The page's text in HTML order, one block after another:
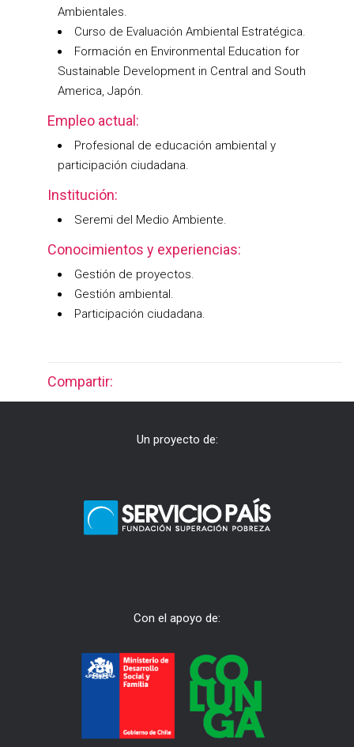
Ambientales.
Curso de Evaluación Ambiental Estratégica.
Formación en Environmental Education for
Sustainable Development in Central and South
America, Japón.
Empleo actual:
Profesional de educación ambiental y
participación ciudadana.
Institución:
Seremi del Medio Ambiente.
Conocimientos y experiencias:
Gestión de proyectos.
Gestión ambiental.
Participación ciudadana.
Compartir:
Un proyecto de:
Con el apoyo de: